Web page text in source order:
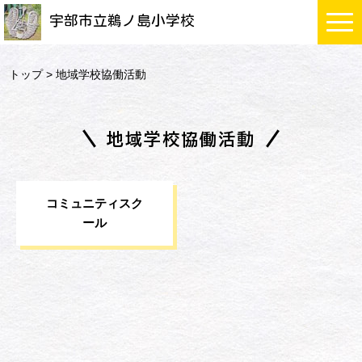
宇部市立鵜ノ島小学校
トップ> 地域学校協働活動
地域学校協働活動
コミュニティスク
ール